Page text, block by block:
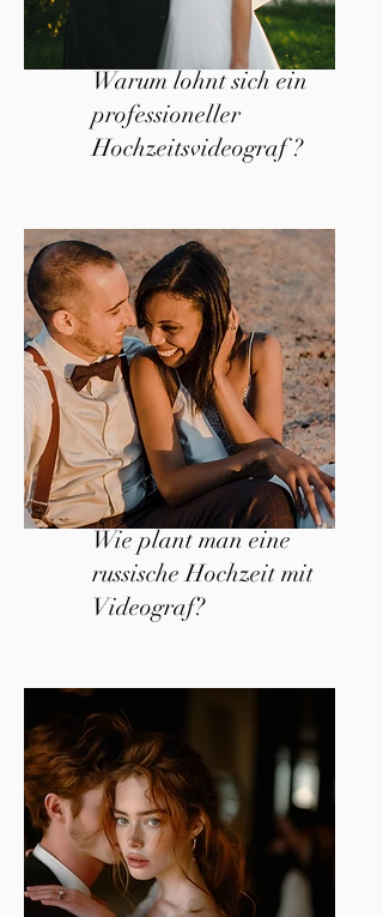
Warum lohnt sich ein
professioneller
Hochzeitsvideograf ?
Wie plant man eine
russische Hochzeit mit
Videograf?